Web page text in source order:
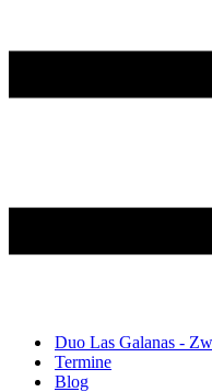
Duo Las Galanas -
Termine
Blog